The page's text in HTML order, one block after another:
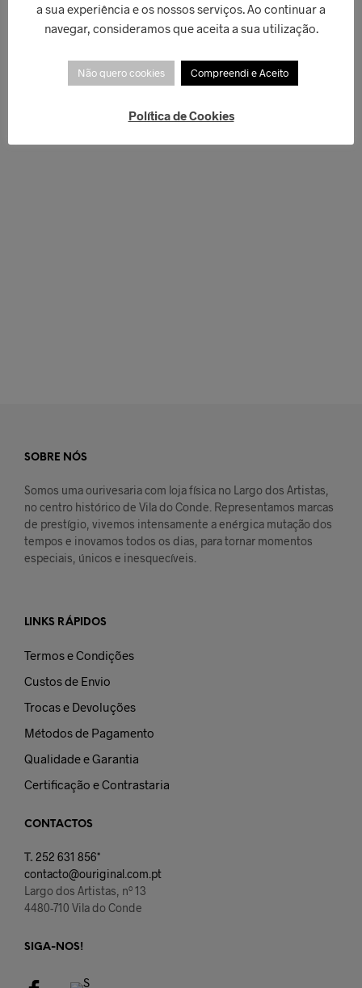
€84,90
SOBRE NÓS
Somos uma ourivesaria com loja física no Largo dos Artistas,
no centro histórico de Vila do Conde. Representamos marcas
de prestígio, vivemos intensamente a enérgica mutação dos
tempos e inovamos todos os dias, para tornar momentos
especiais, únicos e inesquecíveis.
LINKS RÁPIDOS
Termos e Condições
Custos de Envio
Trocas e Devoluções
Métodos de Pagamento
Qualidade e Garantia
Certificação e Contrastaria
CONTACTOS
T. 252 631 856*
contacto@ouriginal.com.pt
Largo dos Artistas, nº 13
4480-710 Vila do Conde
SIGA-NOS!
a sua experiência e os nossos serviços. Ao continuar a
navegar, consideramos que aceita a sua utilização.
Não quero cookies Compreendi e Aceito
Política de Cookies